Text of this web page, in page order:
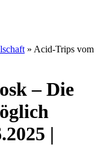
» Acid-Trips vom
– Die
|